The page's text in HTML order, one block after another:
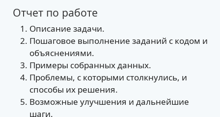
Отчет по работе
Описание задачи.
Пошаговое выполнение заданий с кодом и
объяснениями.
Примеры собранных данных.
Проблемы, с которыми столкнулись, и
способы их решения.
Возможные улучшения и дальнейшие
шаги.